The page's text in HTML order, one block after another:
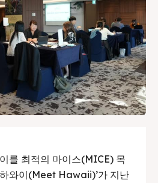
를 최적의 마이스(MICE) 목
와이(Meet Hawaii)’가 지난